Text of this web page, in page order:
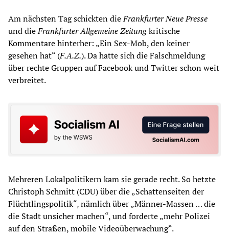
Am nächsten Tag schickten dieFrankfurter Neue Presse
und dieFrankfurter Allgemeine Zeitungkritische
Kommentare hinterher: „Ein Sex-Mob, den keiner
gesehen hat“ (F.A.Z.). Da hatte sich die Falschmeldung
über rechte Gruppen auf Facebook und Twitter schon weit
verbreitet.
Mehreren Lokalpolitikern kam sie gerade recht. So hetzte
Christoph Schmitt (CDU) über die „Schattenseiten der
Flüchtlingspolitik“, nämlich über „Männer-Massen … die
die Stadt unsicher machen“, und forderte „mehr Polizei
auf den Straßen, mobile Videoüberwachung“.